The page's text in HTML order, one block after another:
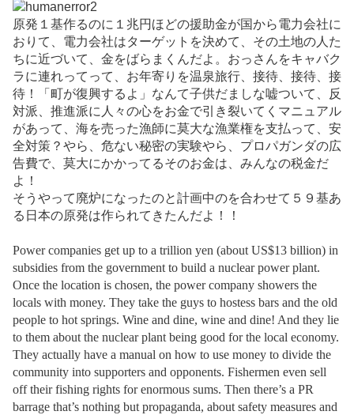
原発１基作るのに１兆円ほどの援助金が国から電力会社に
おりて、電力会社はターゲットを決めて、その土地の人た
ちに近づいて、金をばらまくんだよ。おっさんをキャバク
ラに連れってって、お年寄りを温泉旅行、接待、接待、接
待！「町が復興するよ」なんて子供だましな嘘ついて、反
対派、推進派に人々の心をお金で引き裂いてくマニュアル
があって、海を売った漁師に莫大な漁業権を支払って、安
全対策？やら、危ない秘密の実験やら、プロパガンダの広
告費で、莫大にかかってるそのお金は、みんなの税金だ
よ！
そうやって廃炉になったのと計画中のを合わせて５９基あ
る日本の原発は作られてきたんだよ！！
Power companies get up to a trillion yen (about US$13 billion) in
subsidies from the government to build a nuclear power plant.
Once the location is chosen, the power company showers the
locals with money. They take the guys to hostess bars and the old
people to hot springs. Wine and dine, wine and dine! And they lie
to them about the nuclear plant being good for the local economy.
They actually have a manual on how to use money to divide the
community into supporters and opponents. Fishermen even sell
off their fishing rights for enormous sums. Then there’s a PR
barrage that’s nothing but propaganda, about safety measures and